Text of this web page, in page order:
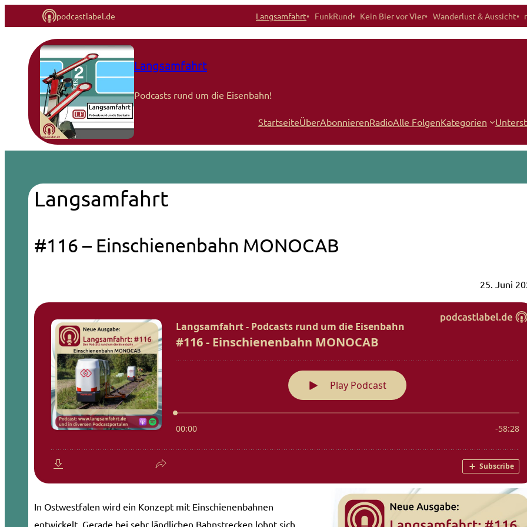
podcastlabel.de Langsamfahrt FunkRund Kein Bier vor Vier Wanderlust & Aussicht
Langsamfahrt
Podcasts rund um die Eisenbahn!
StartseiteÜberAbonnierenRadioAlle FolgenKategorien
Langsamfahrt
#116 – Einschienenbahn MONOCAB
25. Juni
In Ostwestfalen wird ein Konzept mit Einschienenbahnen
entwickelt. Gerade bei sehr ländlichen Bahnstrecken lohnt sich